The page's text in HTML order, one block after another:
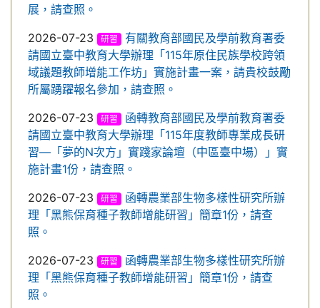
展，請查照。
2026-07-23
研習
有關教育部國民及學前教育署委
請國立臺中教育大學辦理「115年原住民族學校跨領
域議題教師增能工作坊」實施計畫一案，請貴校鼓勵
所屬踴躍報名參加，請查照。
2026-07-23
研習
函轉教育部國民及學前教育署委
請國立臺中教育大學辦理「115年度教師專業成長研
習—「夢的N次方」實踐家論壇（中區臺中場）」實
施計畫1份，請查照。
2026-07-23
研習
函轉農業部生物多樣性研究所辦
理「黑熊保育種子教師增能研習」簡章1份，請查
照。
2026-07-23
研習
函轉農業部生物多樣性研究所辦
理「黑熊保育種子教師增能研習」簡章1份，請查
照。